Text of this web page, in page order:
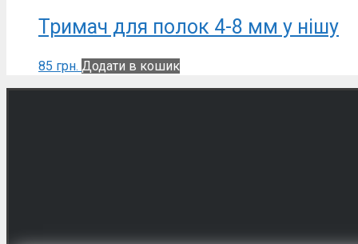
Тримач для полок 4-8 мм у нішу
85 грн. Додати в кошик